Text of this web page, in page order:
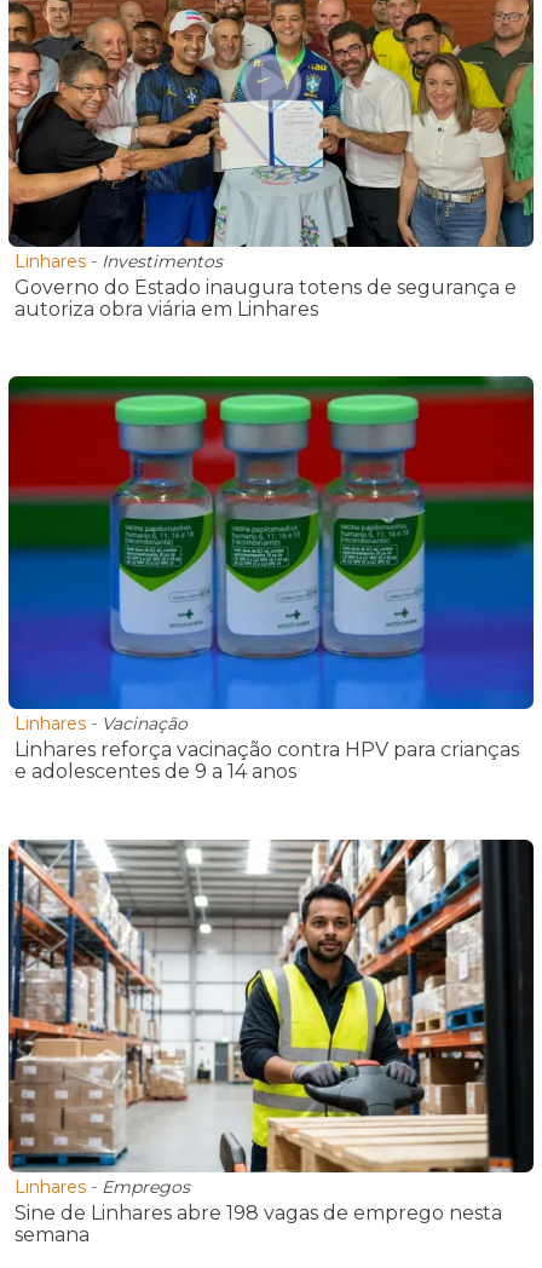
Linhares - Investimentos
Governo do Estado inaugura totens de segurança e
autoriza obra viária em Linhares
Linhares - Vacinação
Linhares reforça vacinação contra HPV para crianças
e adolescentes de 9 a 14 anos
Linhares - Empregos
Sine de Linhares abre 198 vagas de emprego nesta
semana